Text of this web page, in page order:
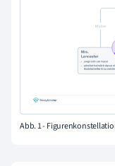
Abb. 1 -